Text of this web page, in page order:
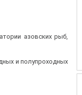
азовских рыб,
и полупроходных